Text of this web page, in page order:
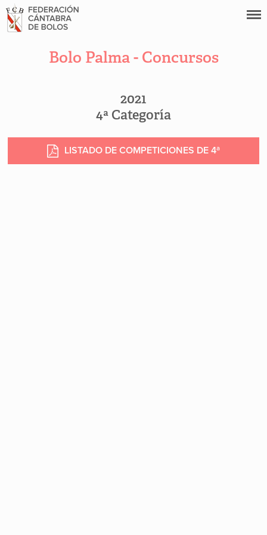
Bolo Palma - Concursos
2021
4ª Categoría
LISTADO DE COMPETICIONES DE 4ª